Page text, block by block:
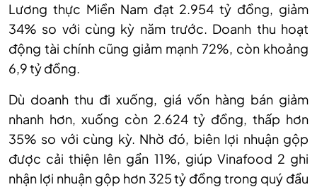
Lương thực Miền Nam đạt 2.954 tỷ đồng, giảm
34% so với cùng kỳ năm trước. Doanh thu hoạt
động tài chính cũng giảm mạnh 72%, còn khoảng
6,9 tỷ đồng.
Dù doanh thu đi xuống, giá vốn hàng bán giảm
nhanh hơn, xuống còn 2.624 tỷ đồng, thấp hơn
35% so với cùng kỳ. Nhờ đó, biên lợi nhuận gộp
được cải thiện lên gần 11%, giúp Vinafood 2 ghi
nhận lợi nhuận gộp hơn 325 tỷ đồng trong quý đầu